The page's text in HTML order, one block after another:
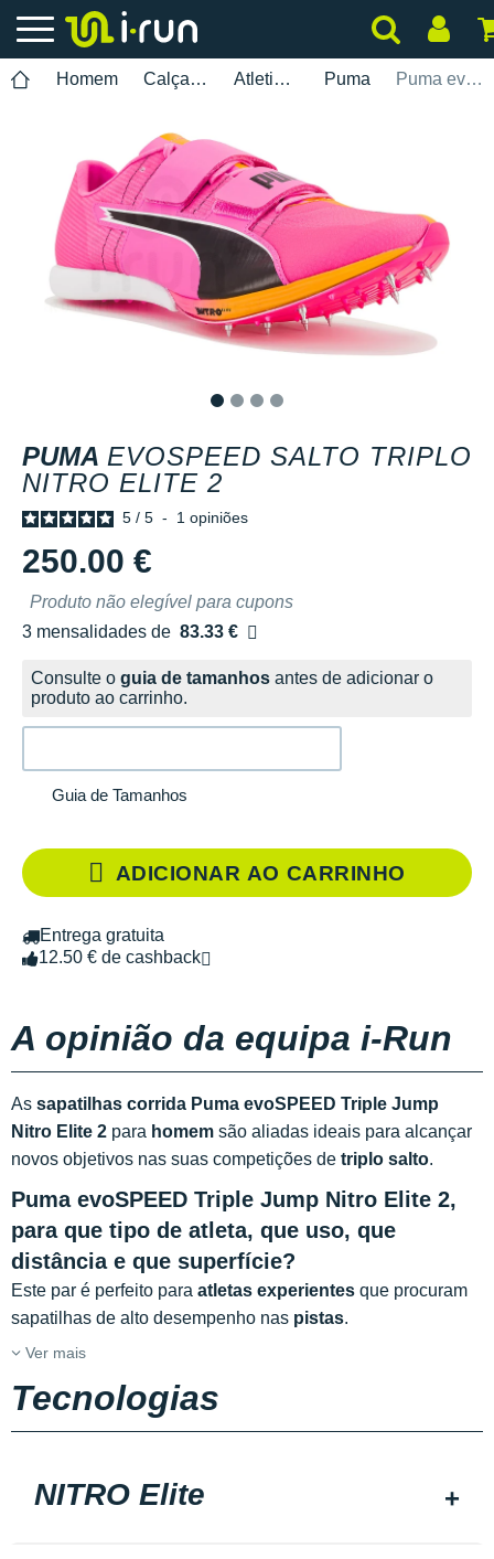
Homem Calçados Atletismo Puma Puma evoSPEED Salto Triplo Nitro Elite 2
PUMA EVOSPEED SALTO TRIPLO
NITRO ELITE 2
5 / 5 - 1 opiniões
250.00 €
Produto não elegível para cupons
3 mensalidades de 83.33 €
sem custos
Consulte o guia de tamanhos antes de adicionar o
produto ao carrinho.
Guia de Tamanhos
ADICIONAR AO CARRINHO
Entrega gratuita
12.50 € de cashback
A opinião da equipa i-Run
As sapatilhas corrida Puma evoSPEED Triple Jump
Nitro Elite 2 para homem são aliadas ideais para alcançar
novos objetivos nas suas competições de triplo salto.
Puma evoSPEED Triple Jump Nitro Elite 2,
para que tipo de atleta, que uso, que
distância e que superfície?
Este par é perfeito para atletas experientes que procuram
sapatilhas de alto desempenho nas pistas.
Ver mais
Tecnologias
NITRO Elite